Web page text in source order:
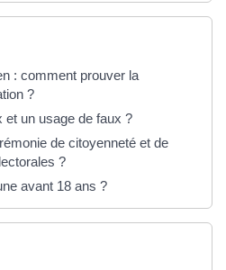
: comment prouver la
?
un usage de faux ?
de citoyenneté et de
?
avant 18 ans ?